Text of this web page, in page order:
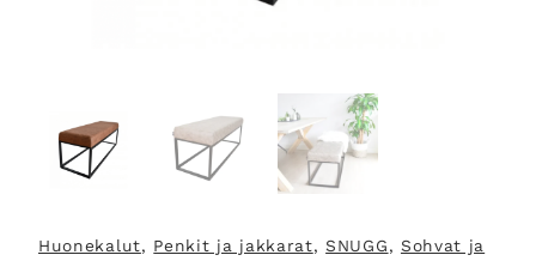
Huonekalut, Penkit ja jakkarat, SNUGG, Sohvat ja